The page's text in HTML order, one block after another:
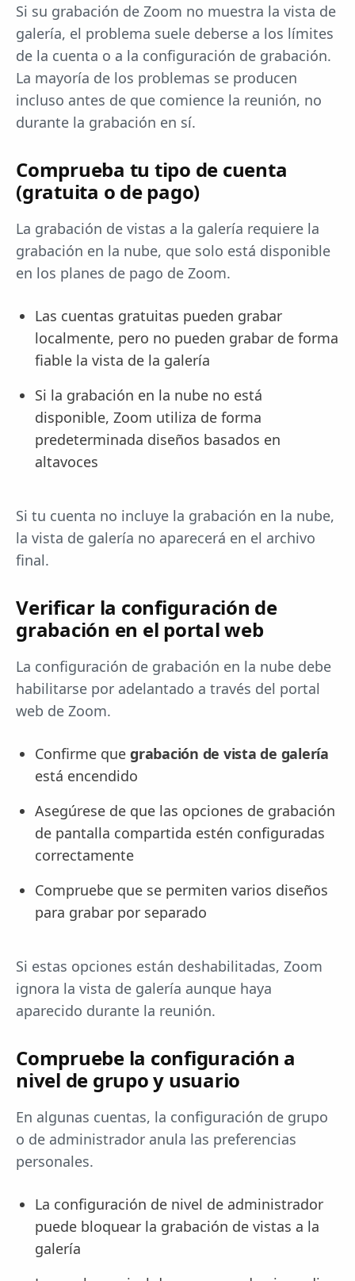
Si su grabación de Zoom no muestra la vista de
galería, el problema suele deberse a los límites
de la cuenta o a la configuración de grabación.
La mayoría de los problemas se producen
incluso antes de que comience la reunión, no
durante la grabación en sí.
Comprueba tu tipo de cuenta
(gratuita o de pago)
La grabación de vistas a la galería requiere la
grabación en la nube, que solo está disponible
en los planes de pago de Zoom.
Las cuentas gratuitas pueden grabar
localmente, pero no pueden grabar de forma
fiable la vista de la galería
Si la grabación en la nube no está
disponible, Zoom utiliza de forma
predeterminada diseños basados en
altavoces
Si tu cuenta no incluye la grabación en la nube,
la vista de galería no aparecerá en el archivo
final.
Verificar la configuración de
grabación en el portal web
La configuración de grabación en la nube debe
habilitarse por adelantado a través del portal
web de Zoom.
Confirme que grabación de vista de galería
está encendido
Asegúrese de que las opciones de grabación
de pantalla compartida estén configuradas
correctamente
Compruebe que se permiten varios diseños
para grabar por separado
Si estas opciones están deshabilitadas, Zoom
ignora la vista de galería aunque haya
aparecido durante la reunión.
Compruebe la configuración a
nivel de grupo y usuario
En algunas cuentas, la configuración de grupo
o de administrador anula las preferencias
personales.
La configuración de nivel de administrador
puede bloquear la grabación de vistas a la
galería